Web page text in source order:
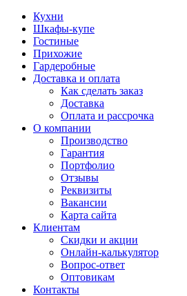
Кухни
Шкафы-купе
Гостиные
Прихожие
Гардеробные
Доставка и оплата
Как сделать заказ
Доставка
Оплата и рассрочка
О компании
Производство
Гарантия
Портфолио
Отзывы
Реквизиты
Вакансии
Карта сайта
Клиентам
Скидки и акции
Онлайн-калькулятор
Вопрос-ответ
Оптовикам
Контакты